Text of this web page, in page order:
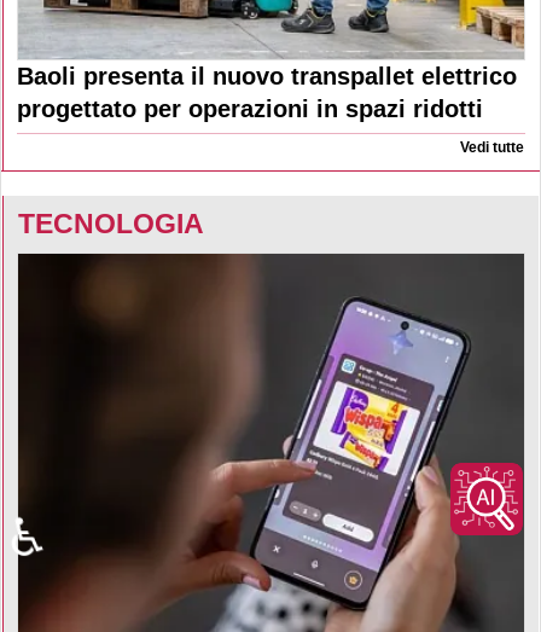
Baoli presenta il nuovo transpallet elettrico
progettato per operazioni in spazi ridotti
Vedi tutte
TECNOLOGIA